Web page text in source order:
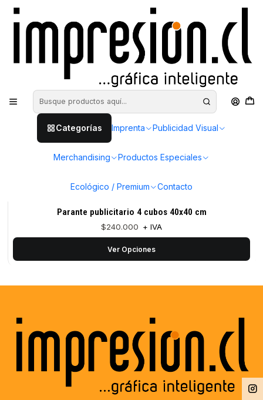
Categorías Imprenta Publicidad Visual
Merchandising Productos Especiales
Ecológico / Premium Contacto
E9|impresion.cl
Parante Modular 4 cuerpos Eco Trovicel
$250.000
Ver Opciones
E9B
Parante Modular 3 cuerpos Eco Trovicel
Parante publicitario 4 cubos 40x40 cm
$240.000 + IVA
Ver Opciones